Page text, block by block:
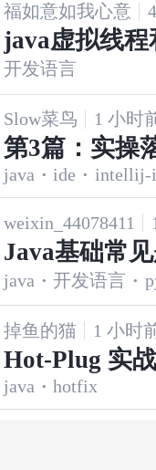
福如意如我心意
java虚拟线程
开发语言
Slow菜鸟 1 小时
第3篇：实操
可视化版）
java · ide · intellij-
weixin_44078411
Java基础常
java · 开发语言 ·
掉鱼的猫 1 小时
Hot-Plug 实
java · hotfix